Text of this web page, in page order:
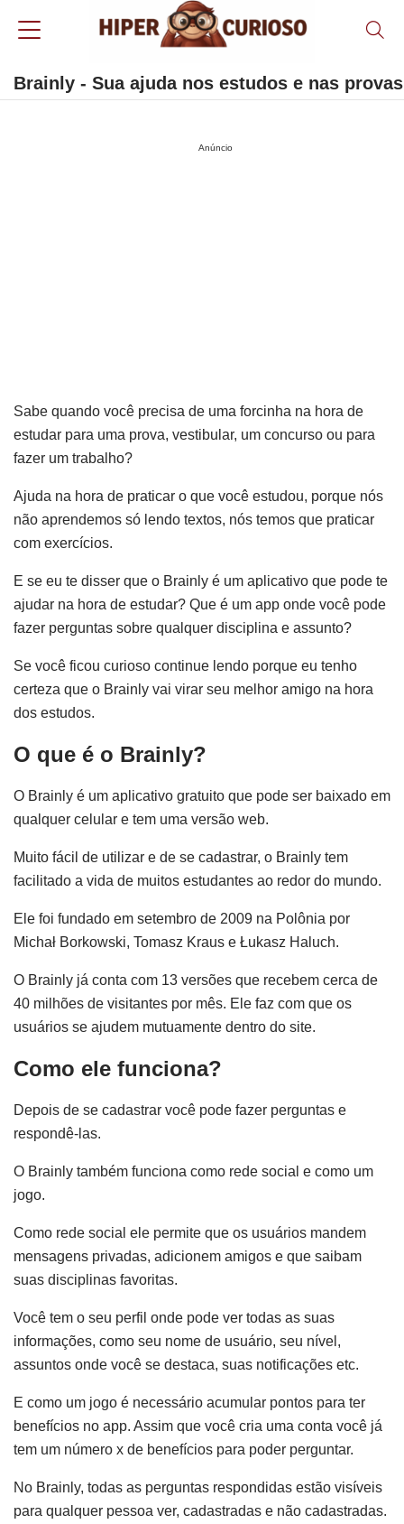
Brainly - Sua ajuda nos estudos e nas provas
Anúncio
Sabe quando você precisa de uma forcinha na hora de
estudar para uma prova, vestibular, um concurso ou para
fazer um trabalho?
Ajuda na hora de praticar o que você estudou, porque nós
não aprendemos só lendo textos, nós temos que praticar
com exercícios.
E se eu te disser que o Brainly é um aplicativo que pode te
ajudar na hora de estudar? Que é um app onde você pode
fazer perguntas sobre qualquer disciplina e assunto?
Se você ficou curioso continue lendo porque eu tenho
certeza que o Brainly vai virar seu melhor amigo na hora
dos estudos.
O que é o Brainly?
O Brainly é um aplicativo gratuito que pode ser baixado em
qualquer celular e tem uma versão web.
Muito fácil de utilizar e de se cadastrar, o Brainly tem
facilitado a vida de muitos estudantes ao redor do mundo.
Ele foi fundado em setembro de 2009 na Polônia por
Michał Borkowski, Tomasz Kraus e Łukasz Haluch.
O Brainly já conta com 13 versões que recebem cerca de
40 milhões de visitantes por mês. Ele faz com que os
usuários se ajudem mutuamente dentro do site.
Como ele funciona?
Depois de se cadastrar você pode fazer perguntas e
respondê-las.
O Brainly também funciona como rede social e como um
jogo.
Como rede social ele permite que os usuários mandem
mensagens privadas, adicionem amigos e que saibam
suas disciplinas favoritas.
Você tem o seu perfil onde pode ver todas as suas
informações, como seu nome de usuário, seu nível,
assuntos onde você se destaca, suas notificações etc.
E como um jogo é necessário acumular pontos para ter
benefícios no app. Assim que você cria uma conta você já
tem um número x de benefícios para poder perguntar.
No Brainly, todas as perguntas respondidas estão visíveis
para qualquer pessoa ver, cadastradas e não cadastradas.